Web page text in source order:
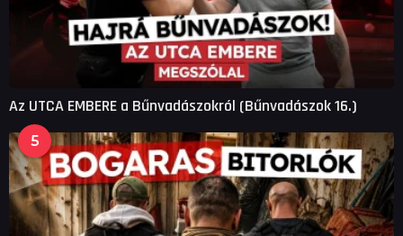
Az UTCA EMBERE a Bűnvadászokról (Bűnvadászok 16.)
5